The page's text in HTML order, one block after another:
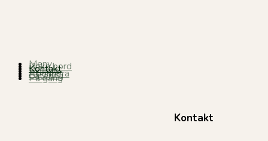
Meny
Boka bord
Kontakt
Vinlista
Abonnera
Catering
På gång
Kontakt